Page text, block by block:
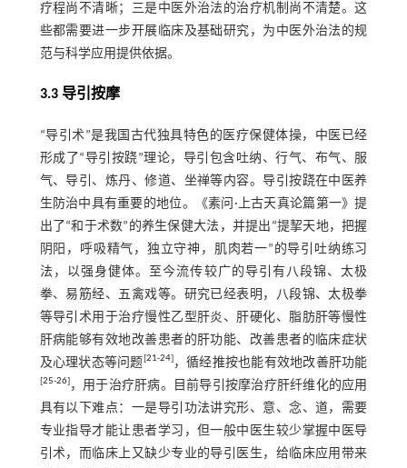
疗程尚不清晰；三是中医外治法的治疗机制尚不清楚。这
些都需要进一步开展临床及基础研究，为中医外治法的规
范与科学应用提供依据。
3.3 导引按摩
“导引术”是我国古代独具特色的医疗保健体操，中医已经
形成了“导引按跷”理论，导引包含吐纳、行气、布气、服
气、导引、炼丹、修道、坐禅等内容。导引按跷在中医养
生防治中具有重要的地位。《素问·上古天真论篇第一》提
出了“和于术数”的养生保健大法，并提出“提挈天地，把握
阴阳，呼吸精气，独立守神，肌肉若一”的导引吐纳练习
法，以强身健体。至今流传较广的导引有八段锦、太极
拳、易筋经、五禽戏等。研究已经表明，八段锦、太极拳
等导引术用于治疗慢性乙型肝炎、肝硬化、脂肪肝等慢性
肝病能够有效地改善患者的肝功能、改善患者的临床症状
及心理状态等问题[21-24]，循经推按也能有效地改善肝功能
[25-26]，用于治疗肝病。目前导引按摩治疗肝纤维化的应用
具有以下难点：一是导引功法讲究形、意、念、道，需要
专业指导才能让患者学习，但一般中医生较少掌握中医导
引术，而临床上又缺少专业的导引医生，给临床应用带来